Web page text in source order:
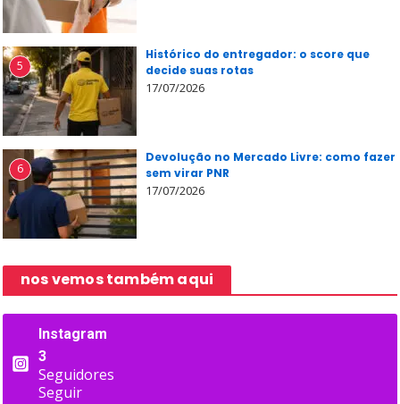
5
Histórico do entregador: o score que
decide suas rotas
17/07/2026
6
Devolução no Mercado Livre: como fazer
sem virar PNR
17/07/2026
nos vemos também aqui
Instagram
3
Seguidores
Seguir